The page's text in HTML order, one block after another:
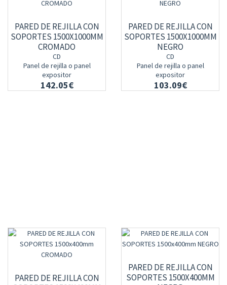
PARED DE REJILLA CON
SOPORTES 1500X1000MM
CROMADO
CD
Panel de rejilla o panel
expositor
142.05€
PARED DE REJILLA CON
SOPORTES 1500X1000MM
NEGRO
CD
Panel de rejilla o panel
expositor
103.09€
PARED DE REJILLA CON
PARED DE REJILLA CON
SOPORTES 1500X400MM